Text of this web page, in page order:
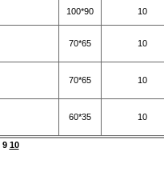
100*90 10
70*65 10
70*65 10
60*35 10
9 10